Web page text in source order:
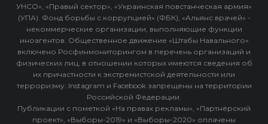
УНСО», «Правый сектор», «Украинская повстанческая армия»
(УПА). Фонд борьбы с коррупцией» (ФБК), «Альянс врачей» -
некоммерческие организации, выполняющие функции
иноагентов. Общественное движение «Штабы Навального»
включено Росфинмониторингом в перечень организаций и
физических лиц, в отношении которых имеются сведения об
их причастности к экстремистской деятельности или
терроризму. Instagram и Facebook запрещены на территории
Российской Федерации.
Публикации с пометкой «На правах рекламы», «Партнёрский
проект», «Выборы-2019» и «Выборы-2020» оплачены